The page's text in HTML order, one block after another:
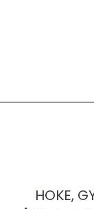
HOKE,